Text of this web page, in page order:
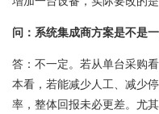
问：系统集成商方案是不是
答：不一定。若从单台采购
本看，若能减少人工、减少
率，整体回报未必更差。尤